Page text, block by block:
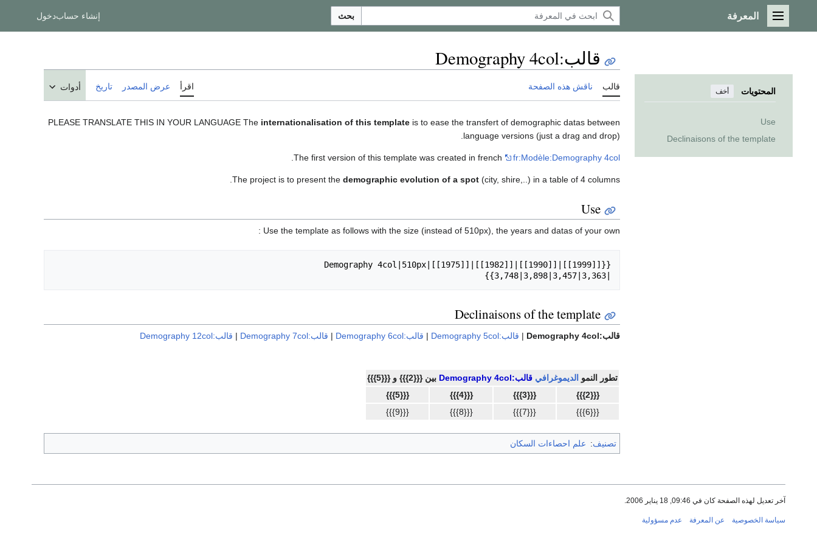
القائمة الرئيسية
المعرفة بحث إنشاء حسابدخول
المحتويات أخف
Use
Declinaisons of the template
قالب:
Demography 4col
قالب ناقش هذه الصفحة اقرأ عرض المصدر تاريخ أدوات
PLEASE TRANSLATE THIS IN YOUR LANGUAGE The internationalisation of this template is to ease the transfert of demographic datas between
language versions (just a drag and drop).
The first version of this template was created in french fr:Modèle:Demography 4col
The project is to present the demographic evolution of a spot (city, shire,..) in a table of 4 columns.
Use
Use the template as follows with the size (instead of 510px), the years and datas of your own :
Declinaisons of the template
قالب:Demography 4col | قالب:Demography 5col | قالب:Demography 6col | قالب:Demography 7col | قالب:Demography 12col
تطور النمو الديموغرافي قالب:Demography 4col
بين {{{2}}} و {{{5}}}
{{{2}}}
{{{3}}}
{{{4}}}
{{{5}}}
{{{6}}}
{{{7}}}
{{{8}}}
{{{9}}}
تصنيف: علم احصاءات السكان
آخر تعديل لهذه الصفحة كان في 09:46, 18 يناير 2006.
سياسة الخصوصية عن المعرفة عدم مسؤولية